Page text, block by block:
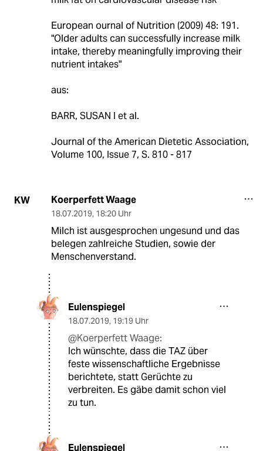
European ournal of Nutrition (2009) 48: 191.
"Older adults can successfully increase milk
intake, thereby meaningfully improving their
nutrient intakes"
aus:
BARR, SUSAN I et al.
Journal of the American Dietetic Association,
Volume 100, Issue 7, S. 810 - 817
KW Koerperfett Waage
18.07.2019, 18:20 Uhr
Milch ist ausgesprochen ungesund und das
belegen zahlreiche Studien, sowie der
Menschenverstand.
Eulenspiegel
18.07.2019, 19:19 Uhr
@Koerperfett Waage:
Ich wünschte, dass die TAZ über
feste wissenschaftliche Ergebnisse
berichtete, statt Gerüchte zu
verbreiten. Es gäbe damit schon viel
zu tun.
Eulenspiegel